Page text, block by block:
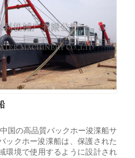
国の高品質バックホー浚渫船​​サ
ックホー浚渫船​​は、保護された
環境で使用するように設計され